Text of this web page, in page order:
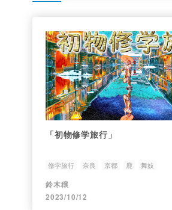
「初物修学旅行」
修学旅行 奈良 京都 鹿 舞妓
鈴木穣
2023/10/12